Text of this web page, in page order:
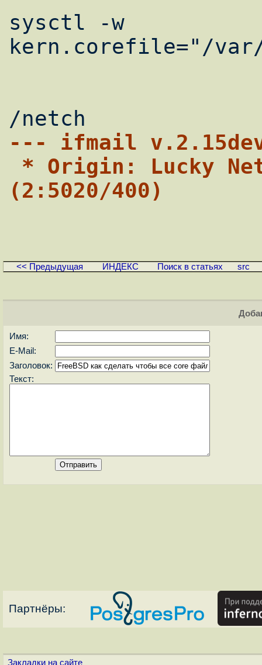
sysctl -w
kern.corefile="/var/
--- ifmail
(2:5020/400)
<< Предыдущая ИНДЕКС Поиск в статьях src
Имя:
E-Mail:
Заголовок:
Текст:
Партнёры:
Закладки на сайте